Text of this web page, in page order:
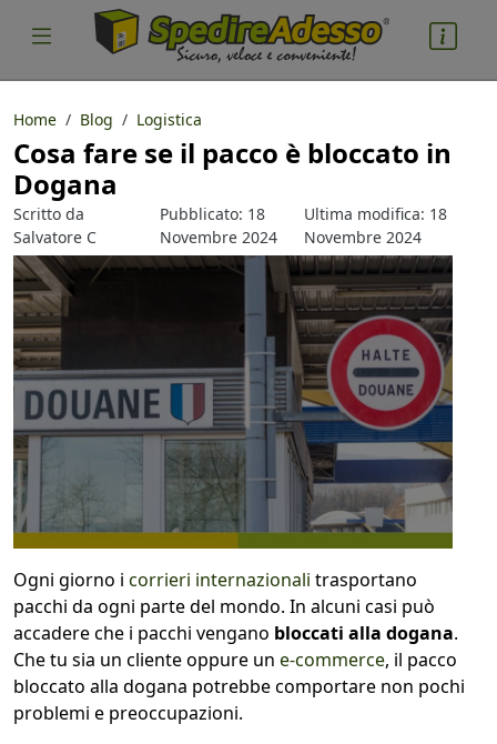
cosa spedire
Pacco
Nazione partenza
Nazione arrivo
quantità
1
COLLO 1
kg cm
Home Blog Logistica
Cosa fare se il pacco è bloccato in
Dogana
Scritto da
Salvatore C
Parlacino
Pubblicato: 18
Novembre 2024
Ultima modifica: 18
Novembre 2024
Ogni giorno i corrieri internazionali trasportano
pacchi da ogni parte del mondo. In alcuni casi può
accadere che i pacchi vengano bloccati alla dogana.
Che tu sia un cliente oppure un e-commerce, il pacco
bloccato alla dogana potrebbe comportare non pochi
problemi e preoccupazioni.